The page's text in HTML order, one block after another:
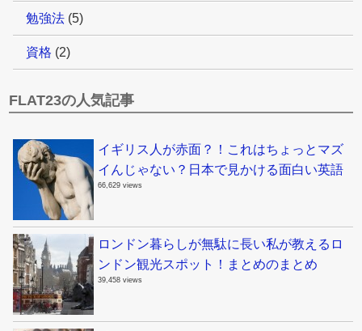
勉強法 (5)
資格 (2)
FLAT23の人気記事
イギリス人が赤面？！これはちょっとマズ
イんじゃない？日本で見かける面白い英語
66,629 views
ロンドン暮らしが無駄に長い私が教えるロ
ンドン観光スポット！まとめのまとめ
39,458 views